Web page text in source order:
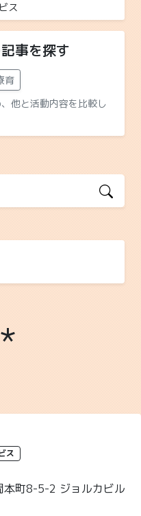
ス
事を探す
育
他と活動内容を比較し
ス
本町8-5-2 ジョルカビル